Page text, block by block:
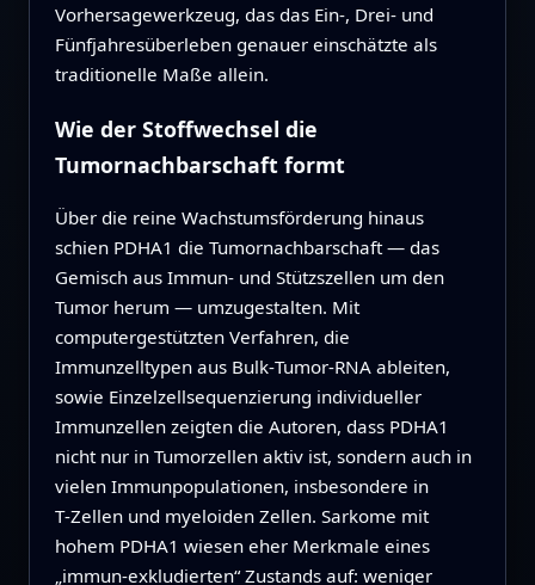
Vorhersagewerkzeug, das das Ein‑, Drei‑ und
Fünfjahresüberleben genauer einschätzte als
traditionelle Maße allein.
Wie der Stoffwechsel die
Tumornachbarschaft formt
Über die reine Wachstumsförderung hinaus
schien PDHA1 die Tumornachbarschaft — das
Gemisch aus Immun‑ und Stützszellen um den
Tumor herum — umzugestalten. Mit
computergestützten Verfahren, die
Immunzelltypen aus Bulk‑Tumor‑RNA ableiten,
sowie Einzelzellsequenzierung individueller
Immunzellen zeigten die Autoren, dass PDHA1
nicht nur in Tumorzellen aktiv ist, sondern auch in
vielen Immunpopulationen, insbesondere in
T‑Zellen und myeloiden Zellen. Sarkome mit
hohem PDHA1 wiesen eher Merkmale eines
„immun‑exkludierten“ Zustands auf: weniger